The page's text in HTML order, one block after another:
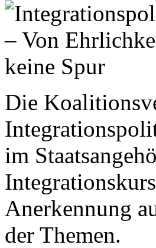
Die
im
Anerkennung
der Themen.